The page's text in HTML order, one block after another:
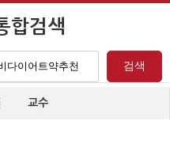
합검색
검색
교수